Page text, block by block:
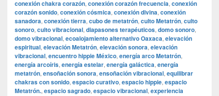
conexión chakra corazón, conexión corazón frecuencia, conexión
corazón sonido, conexión cósmica, conexión divina, conexión
sanadora, conexión tierra, cubo de metatrón, culto Metatrón, culto
sonoro, culto vibracional, diapasones terapéuticos, domo sonoro,
domo vibracional, ecoalojamiento alternativo Oaxaca, elevación
espiritual, elevación Metatrón, elevación sonora, elevación
vibracional, encuentro hippie México, energía arco Metatrón,
energía arcoíris, energía estelar, energía galáctica, energía
metatrón, ensoñación sonora, ensoñación vibracional, equilibrar
chakras con sonido, espacio curativo, espacio hippie, espacio
Metatrón., espacio sagrado, espacio vibracional, experiencia